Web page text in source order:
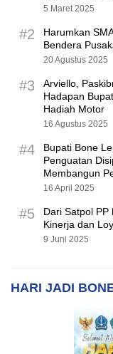
5 Maret 2025
#2
Harumkan
Bendera
20 Agustus 2025
#3
Arviello,
Hadapan
Hadiah Motor
16 Agustus 2025
#4
Bupati Bone
Penguatan
Membangun
16 April 2025
#5
Dari Satpol PP
Kinerja dan
9 Juni 2025
HARI JADI